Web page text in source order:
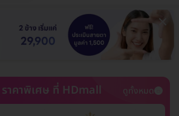
ราคาพิเศษ ที่ HDmall ดูทั้งหมด